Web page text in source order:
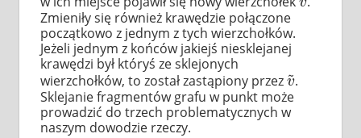
Zmieniły się również krawędzie połączone
początkowo z jednym z tych wierzchołków.
Jeżeli jednym z końców jakiejś niesklejanej
krawędzi był któryś ze sklejonych
wierzchołków, to został zastąpiony przez v
~
v~.
Sklejanie fragmentów grafu w punkt może
prowadzić do trzech problematycznych w
naszym dowodzie rzeczy.